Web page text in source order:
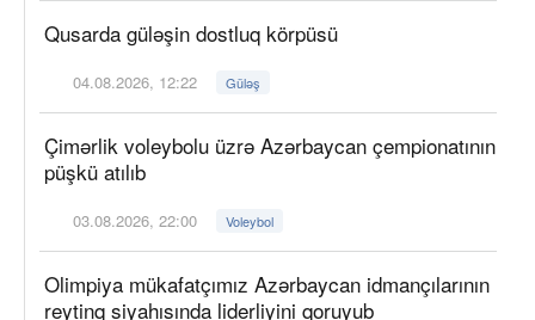
Qusarda güləşin dostluq körpüsü
04.08.2026, 12:22 Güləş
Çimərlik voleybolu üzrə Azərbaycan çempionatının
püşkü atılıb
03.08.2026, 22:00 Voleybol
Olimpiya mükafatçımız Azərbaycan idmançılarının
reytinq siyahısında liderliyini qoruyub